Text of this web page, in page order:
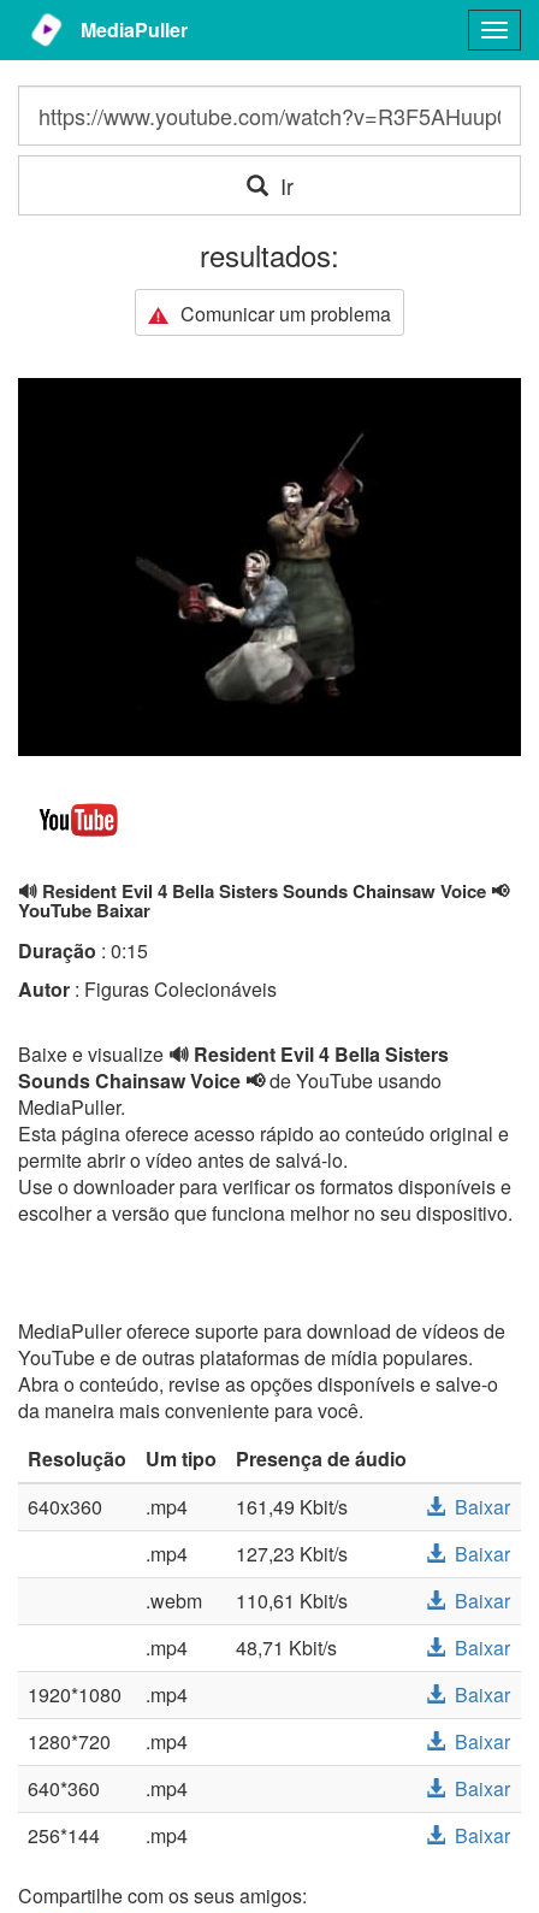
MediaPuller
Ir
resultados:
Comunicar um problema
🔊 Resident Evil 4 Bella Sisters Sounds Chainsaw Voice 📢
YouTube Baixar
Duração : 0:15
Autor : Figuras Colecionáveis
Baixe e visualize 🔊 Resident Evil 4 Bella Sisters
Sounds Chainsaw Voice 📢de YouTube usando
MediaPuller.
Esta página oferece acesso rápido ao conteúdo original e
permite abrir o vídeo antes de salvá-lo.
Use o downloader para verificar os formatos disponíveis e
escolher a versão que funciona melhor no seu dispositivo.
MediaPuller oferece suporte para download de vídeos de
YouTube e de outras plataformas de mídia populares.
Abra o conteúdo, revise as opções disponíveis e salve-o
da maneira mais conveniente para você.
Resolução
Um tipo
Presença de áudio
640x360
.mp4 161,49 Kbit/s
Baixar
.mp4
127,23 Kbit/s
Baixar
.webm
110,61 Kbit/s
Baixar
.mp4
48,71 Kbit/s
Baixar
1920*1080
.mp4
Baixar
1280*720
.mp4
Baixar
640*360
.mp4
Baixar
256*144
.mp4 Baixar
Compartilhe com os seus amigos: